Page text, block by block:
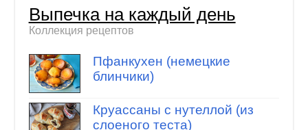
Выпечка на каждый день
Коллекция рецептов
Пфанкухен (немецкие
блинчики)
Круассаны с нутеллой (из
слоеного теста)